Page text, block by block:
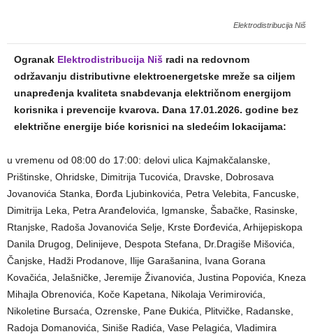
Elektrodistribucija Niš
Ogranak Elektrodistribucija Niš radi na redovnom
održavanju distributivne elektroenergetske mreže sa ciljem
unapređenja kvaliteta snabdevanja električnom energijom
korisnika i prevencije kvarova. Dana 17.01.2026. godine bez
električne energije biće korisnici na sledećim lokacijama:
u vremenu od 08:00 do 17:00: delovi ulica Kajmakčalanske,
Prištinske, Ohridske, Dimitrija Tucovića, Dravske, Dobrosava
Jovanovića Stanka, Đorđa Ljubinkovića, Petra Velebita, Fancuske,
Dimitrija Leka, Petra Aranđelovića, Igmanske, Šabačke, Rasinske,
Rtanjske, Radoša Jovanovića Selje, Krste Đorđevića, Arhijepiskopa
Danila Drugog, Delinijeve, Despota Stefana, Dr.Dragiše Mišovića,
Čanjske, Hadži Prodanove, Ilije Garašanina, Ivana Gorana
Kovačića, Jelašničke, Jeremije Živanovića, Justina Popovića, Kneza
Mihajla Obrenovića, Koče Kapetana, Nikolaja Verimirovića,
Nikoletine Bursaća, Ozrenske, Pane Đukića, Plitvičke, Radanske,
Radoja Domanovića, Siniše Radića, Vase Pelagića, Vladimira